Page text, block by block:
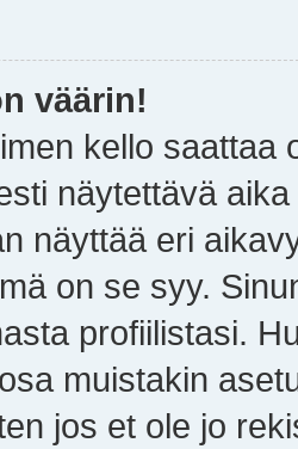
väärin!
kello saattaa
näytettävä
näyttää eri
on se syy.
profiilistasi.
muistakin
jos et ole jo